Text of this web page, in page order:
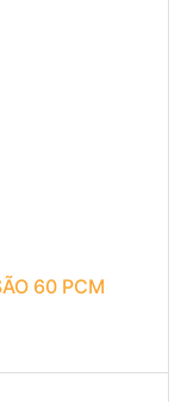
60 PCM